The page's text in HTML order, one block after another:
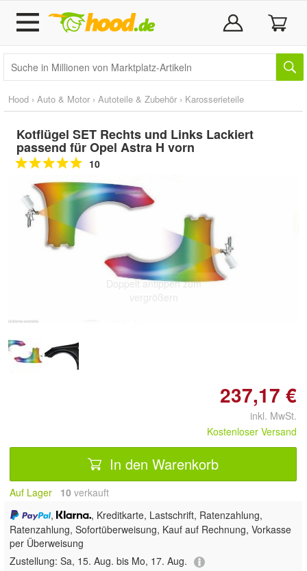
Hood › Auto & Motor › Autoteile & Zubehör › Karosserieteile
Kotflügel SET Rechts und Links Lackiert
passend für Opel Astra H vorn
10
Doppelt antippen zum
vergrößern
237,17 €
inkl. MwSt.
Kostenloser Versand
In den Warenkorb
Auf Lager 10 verkauft
,
, Kreditkarte, Lastschrift, Ratenzahlung,
Ratenzahlung, Sofortüberweisung, Kauf auf Rechnung, Vorkasse
per Überweisung
Zustellung: Sa, 15. Aug. bis Mo, 17. Aug.